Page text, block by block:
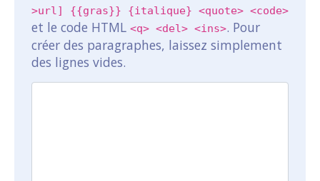
>url] {{gras}} {italique} <quote> <code>
et le code HTML <q> <del> <ins>. Pour
créer des paragraphes, laissez simplement
des lignes vides.